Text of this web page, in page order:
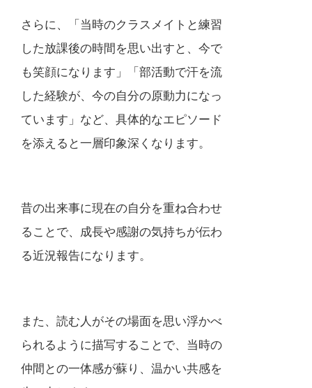
さらに、「当時のクラスメイトと練習
した放課後の時間を思い出すと、今で
も笑顔になります」「部活動で汗を流
した経験が、今の自分の原動力になっ
ています」など、具体的なエピソード
を添えると一層印象深くなります。
昔の出来事に現在の自分を重ね合わせ
ることで、成長や感謝の気持ちが伝わ
る近況報告になります。
また、読む人がその場面を思い浮かべ
られるように描写することで、当時の
仲間との一体感が蘇り、温かい共感を